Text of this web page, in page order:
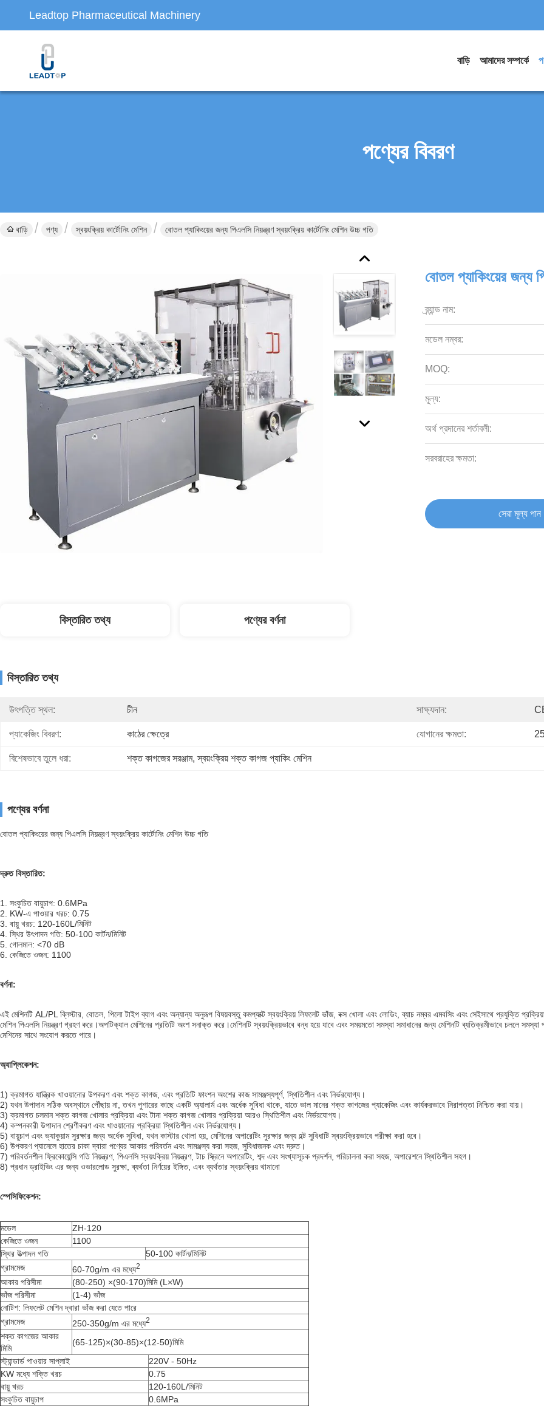
Leadtop Pharmaceutical Machinery
বাড়ি আমাদের সম্পর্কে
পণ্যের বিবরণ
বাড়ি পণ্য স্বয়ংক্রিয় কার্টোনিং মেশিন বোতল প্যাকিংয়ের জন্য পিএলসি নিয়ন্ত্রণ স্বয়ংক্রিয় কার্টোনিং মেশিন উচ্চ গতি
বোতল প্যাকিংয়ের জন্য
ব্র্যান্ড নাম:
মডেল নম্বর:
MOQ:
মূল্য:
অর্থ প্রদানের শর্তাবলী:
সরবরাহের ক্ষমতা:
সেরা মূল্য পান
বিস্তারিত তথ্য পণ্যের বর্ণনা
বিস্তারিত তথ্য
উৎপত্তি স্থল: চীন সাক্ষ্যদান:
প্যাকেজিং বিবরণ: কাঠের ক্ষেত্রে যোগানের ক্ষমতা:
বিশেষভাবে তুলে ধরা: শক্ত কাগজের সরঞ্জাম, স্বয়ংক্রিয় শক্ত কাগজ প্যাকিং মেশিন
পণ্যের বর্ণনা
বোতল প্যাকিংয়ের জন্য পিএলসি নিয়ন্ত্রণ স্বয়ংক্রিয় কার্টোনিং মেশিন উচ্চ গতি
দ্রুত বিস্তারিত:
1. সংকুচিত বায়ুচাপ: 0.6MPa
2. KW-এ পাওয়ার খরচ: 0.75
3. বায়ু খরচ: 120-160L/মিনিট
4. স্থির উৎপাদন গতি: 50-100 কার্টন/মিনিট
5. গোলমাল: <70 dB
6. কেজিতে ওজন: 1100
বর্ণনা:
এই মেশিনটি AL/PL ব্লিস্টার, বোতল, পিলো টাইপ ব্যাগ এবং অন্যান্য অনুরূপ বিষয়বস্তু কমপ্যাক্ট স্বয়ংক্রিয় লিফলেট ভাঁজ, বক্স খোলা এবং লোডিং, ব্যাচ নম্বর এমবসিং এবং সেইসাথে প্রযুক্তি
মেশিন পিএলসি নিয়ন্ত্রণ গ্রহণ করে।অপটিক্যাল মেশিনের প্রতিটি অংশ সনাক্ত করে।মেশিনটি স্বয়ংক্রিয়ভাবে বন্ধ হয়ে যাবে এবং সময়মতো সমস্যা সমাধানের জন্য মেশিনটি ব্যতিক্রমীভাবে চললে
মেশিনের সাথে সংযোগ করতে পারে।
অ্যাপ্লিকেশন:
1) ক্রমাগত যান্ত্রিক খাওয়ানোর উপকরণ এবং শক্ত কাগজ, এবং প্রতিটি ফাংশন অংশের কাজ সামঞ্জস্যপূর্ণ, স্থিতিশীল এবং নির্ভরযোগ্য।
2) যখন উপাদান সঠিক অবস্থানে পৌঁছায় না, তখন পুশারের কাছে একটি অ্যালার্ম এবং অর্ধেক সুবিধা থাকে, যাতে ভাল মানের শক্ত কাগজের প্যাকেজিং এবং কার্যকরভাবে নিরাপত্তা নিশ্চিত করা যায়।
3) ক্রমাগত চলমান শক্ত কাগজ খোলার প্রক্রিয়া এবং টানা শক্ত কাগজ খোলার প্রক্রিয়া আরও স্থিতিশীল এবং নির্ভরযোগ্য।
4) কম্পনকারী উপাদান শ্রেণীকরণ এবং খাওয়ানোর প্রক্রিয়া স্থিতিশীল এবং নির্ভরযোগ্য।
5) বায়ুচাপ এবং ভ্যাকুয়াম সুরক্ষার জন্য অর্ধেক সুবিধা, যখন কাস্টার খোলা হয়, মেশিনের অপারেটিং সুরক্ষার জন্য হল্ট সুবিধাটি স্বয়ংক্রিয়ভাবে পরীক্ষা করা হবে।
6) উপকরণ প্যানেলে হাতের চাকা দ্বারা পণ্যের আকার পরিবর্তন এবং সামঞ্জস্য করা সহজ, সুবিধাজনক এবং দ্রুত।
7) পরিবর্তনশীল ফ্রিকোয়েন্সি গতি নিয়ন্ত্রণ, পিএলসি স্বয়ংক্রিয় নিয়ন্ত্রণ, টাচ স্ক্রিনে অপারেটিং, শব্দ এবং সংখ্যাসূচক প্রদর্শন, পরিচালনা করা সহজ, অপারেশনে স্থিতিশীল সহগ।
8) প্রধান ড্রাইভিং এর জন্য ওভারলোড সুরক্ষা, ব্যর্থতা নির্ণয়ের ইঙ্গিত, এবং ব্যর্থতার স্বয়ংক্রিয় থামানো
স্পেসিফিকেশন:
মডেল
ZH-120
কেজিতে ওজন
1100
স্থির উত্পাদন গতি
50-100 কার্টন/মিনিট
গ্রামমেজ
60-70g/m এর মধ্যে2
আকার পরিসীমা
(80-250) ×(90-170)মিমি (L×W)
ভাঁজ পরিসীমা
(1-4) ভাঁজ
নোটিশ: লিফলেট মেশিন দ্বারা ভাঁজ করা যেতে পারে
গ্রামমেজ
250-350g/m এর মধ্যে2
শক্ত কাগজের আকার
মিমি
(65-125)×(30-85)×(12-50)মিমি
স্ট্যান্ডার্ড পাওয়ার সাপ্লাই
220V - 50Hz
KW মধ্যে শক্তি খরচ
0.75
বায়ু খরচ
120-160L/মিনিট
সংকুচিত বায়ুচাপ
0.6MPa